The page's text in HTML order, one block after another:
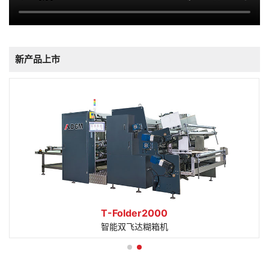
新产品上市
T-Folder2000
智能双飞达糊箱机